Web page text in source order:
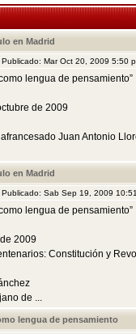
en Madrid
Mar Oct 20, 2009 5:50
lengua de pensamiento”
de 2009
Juan Antonio
en Madrid
Sab Sep 19, 2009
lengua de pensamiento”
2009
Constitución y
de ...
lengua de pensamiento